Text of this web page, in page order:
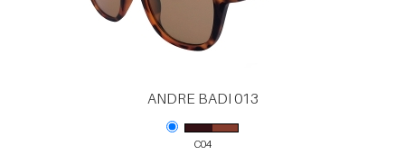
ANDRE BADI 013
C04